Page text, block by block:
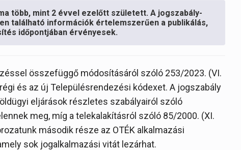
több, mint 2 évvel ezelőtt született. A jogszabály-
található információk értelemszerűen a publikálás,
időpontjában érvényesek.
összefüggő módosításáról szóló 253/2023. (VI.
és az új Településrendezési kódexet. A jogszabály
eljárások részletes szabályairól szóló
meg, míg a telekalakításról szóló 85/2000. (XI.
második része az OTÉK alkalmazási
sok jogalkalmazási vitát lezárhat.